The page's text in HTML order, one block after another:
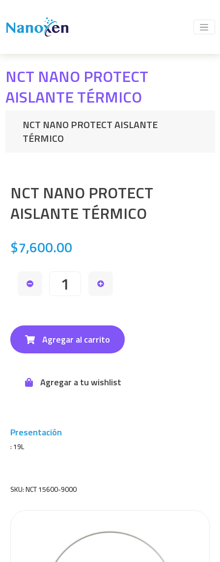
NCT NANO PROTECT
AISLANTE TÉRMICO
NCT NANO PROTECT AISLANTE
TÉRMICO
NCT NANO PROTECT
AISLANTE TÉRMICO
$7,600.00
Agregar al carrito
Agregar a tu wishlist
Presentación
: 19L
SKU: NCT 15600-9000